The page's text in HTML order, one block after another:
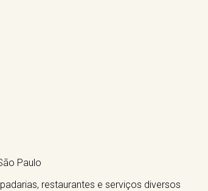
Paulo
restaurantes e serviços diversos